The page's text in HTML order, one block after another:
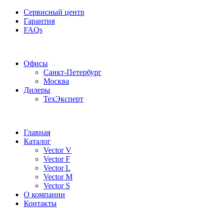
Сервисный центр
Гарантия
FAQs
Офисы
Санкт-Петербург
Москва
Дилеры
ТехЭксперт
Главная
Каталог
Vector V
Vector F
Vector L
Vector M
Vector S
О компании
Контакты